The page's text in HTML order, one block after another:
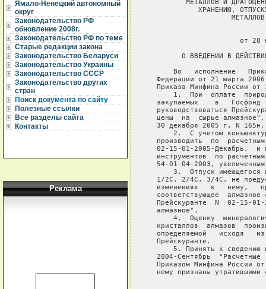
Ямало-Ненецкий автономный
округ
Законодательство РФ
обновление 2008г.
Законодательство РФ по теме
Старые редакции закона
Законодательство Беларуси
Законодательство Украины
Законодательство СССР
Законодательство других
стран
Поиск документа по сайту
Полезные ссылки
Все разделы сайта
Контакты
Реклама
МЕТАЛЛОВ И
ХРАНЕНИЮ,
от 28
О ВВЕДЕНИИ В
Во   исполнение
Федерации от 21 марта
Приказа Минфина России от
1.  При  оплате
закупаемых    в   Госфонд
руководствоваться
цены  на  сырье
   30 декабря 2005 г. N 165н.
2.  С учетом
производить  по
02-15-01-2005-Декабрь,  и
инструментов  по
54-01-04-2003,
3.  Отпуск имеющегося
1/2С, 2/4С, 3/4С, не
изменениях   к   нему,
соответствующее  алмазное
Прейскуранте  N  02-15-
   алмазное".
4.  Оценку
кристаллов  алмазов
определяемой   исходя
   Прейскуранте.
5. Принять к сведению
2004-Сентябрь  "Расчетные
Приказом Минфина России
нему признаны утратившими